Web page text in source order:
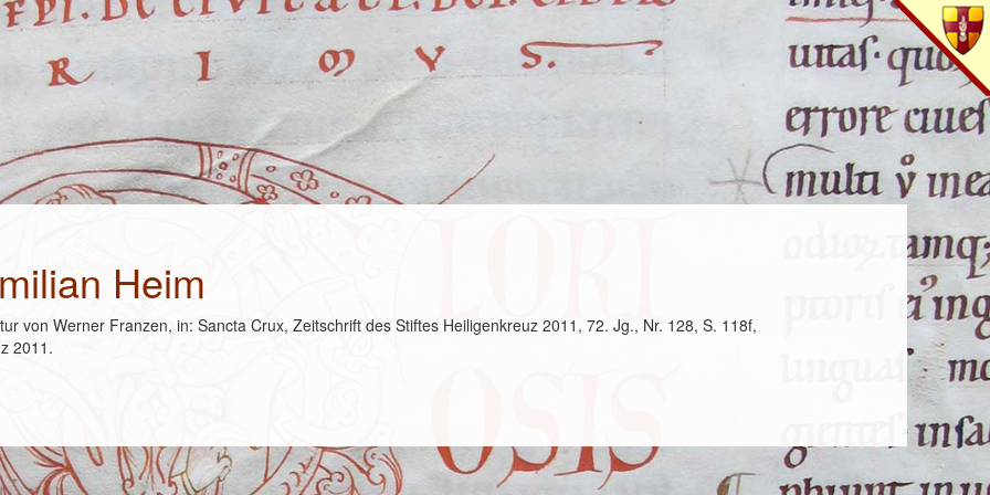
Heim
von Werner Franzen, in: Sancta Crux, Zeitschrift des Stiftes Heiligenkreuz 2011, 72. Jg., Nr. 128, S. 118f,
2011.